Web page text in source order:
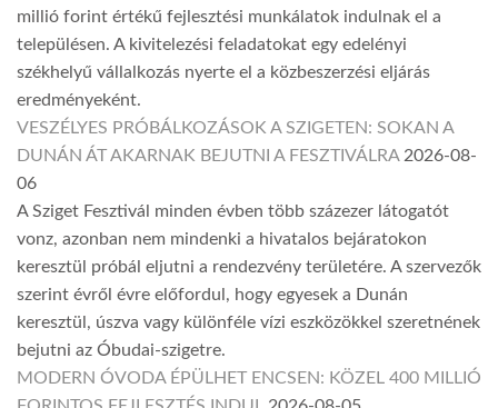
millió forint értékű fejlesztési munkálatok indulnak el a
településen. A kivitelezési feladatokat egy edelényi
székhelyű vállalkozás nyerte el a közbeszerzési eljárás
eredményeként.
VESZÉLYES PRÓBÁLKOZÁSOK A SZIGETEN: SOKAN A
DUNÁN ÁT AKARNAK BEJUTNI A FESZTIVÁLRA 2026-08-
06
A Sziget Fesztivál minden évben több százezer látogatót
vonz, azonban nem mindenki a hivatalos bejáratokon
keresztül próbál eljutni a rendezvény területére. A szervezők
szerint évről évre előfordul, hogy egyesek a Dunán
keresztül, úszva vagy különféle vízi eszközökkel szeretnének
bejutni az Óbudai-szigetre.
MODERN ÓVODA ÉPÜLHET ENCSEN: KÖZEL 400 MILLIÓ